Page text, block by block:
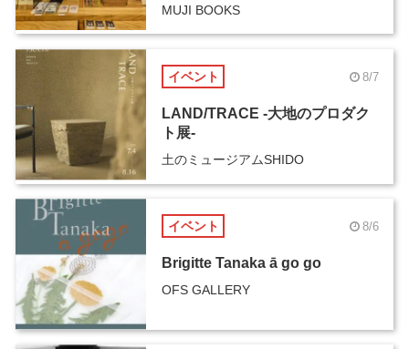
MUJI BOOKS
イベント 8/7
LAND/TRACE -大地のプロダク
ト展-
土のミュージアムSHIDO
イベント 8/6
Brigitte Tanaka ā go go
OFS GALLERY